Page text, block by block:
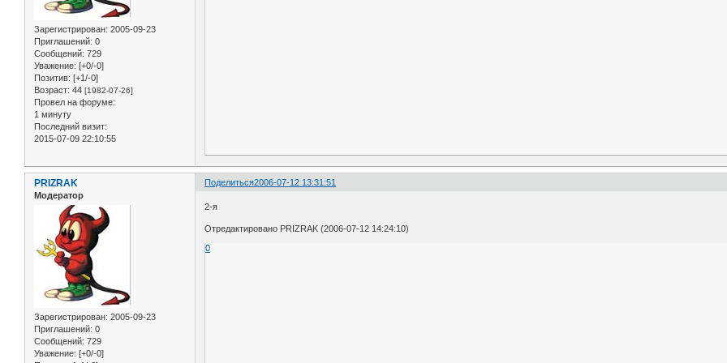
Зарегистрирован: 2005-09-23
Приглашений: 0
Сообщений: 729
Уважение: [+0/-0]
Позитив: [+1/-0]
Возраст: 44 [1982-07-26]
Провел на форуме:
1 минуту
Последний визит:
2015-07-09 22:10:55
Поделиться2006-07-12 13:31:51
PRIZRAK
Модератор
Зарегистрирован: 2005-09-23
Приглашений: 0
Сообщений: 729
Уважение: [+0/-0]
2-я
Отредактировано PRIZRAK (2006-07-12 14:24:10)
0